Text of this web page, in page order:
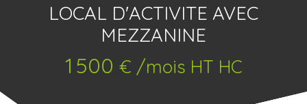
LOCAL D'ACTIVITE AVEC
MEZZANINE
1 500 € /mois HT HC